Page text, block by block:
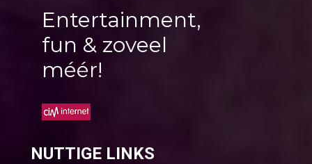
Entertainment,
fun & zoveel
méér!
NUTTIGE LINKS